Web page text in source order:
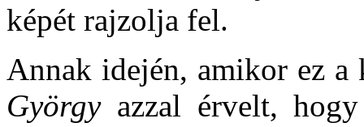
képét rajzolja fel.
Annak idején, amikor ez
Györgyazzal érvelt, hogy